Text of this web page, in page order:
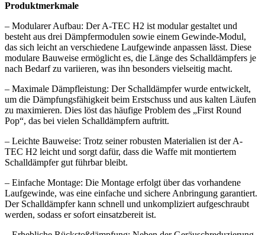
Produktmerkmale
– Modularer Aufbau: Der A-TEC H2 ist modular gestaltet und
besteht aus drei Dämpfermodulen sowie einem Gewinde-Modul,
das sich leicht an verschiedene Laufgewinde anpassen lässt. Diese
modulare Bauweise ermöglicht es, die Länge des Schalldämpfers je
nach Bedarf zu variieren, was ihn besonders vielseitig macht.
– Maximale Dämpfleistung: Der Schalldämpfer wurde entwickelt,
um die Dämpfungsfähigkeit beim Erstschuss und aus kalten Läufen
zu maximieren. Dies löst das häufige Problem des „First Round
Pop“, das bei vielen Schalldämpfern auftritt.
– Leichte Bauweise: Trotz seiner robusten Materialien ist der A-
TEC H2 leicht und sorgt dafür, dass die Waffe mit montiertem
Schalldämpfer gut führbar bleibt.
– Einfache Montage: Die Montage erfolgt über das vorhandene
Laufgewinde, was eine einfache und sichere Anbringung garantiert.
Der Schalldämpfer kann schnell und unkompliziert aufgeschraubt
werden, sodass er sofort einsatzbereit ist.